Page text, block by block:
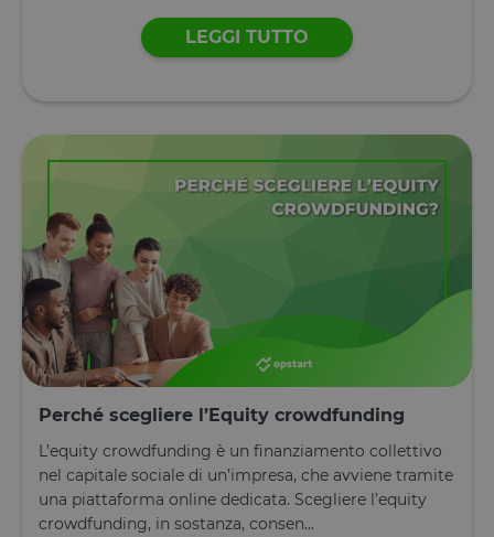
LEGGI TUTTO
Perché scegliere l’Equity crowdfunding
L’equity crowdfunding è un finanziamento collettivo
nel capitale sociale di un’impresa, che avviene tramite
una piattaforma online dedicata. Scegliere l’equity
crowdfunding, in sostanza, consen...